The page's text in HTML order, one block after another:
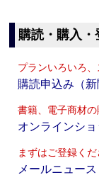
購読・購入・
プランいろいろ
購読申込み（新
書籍、電子商材
オンラインシ
まずはご登録く
メールニュース